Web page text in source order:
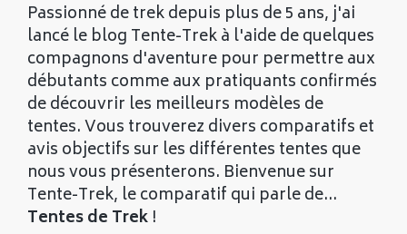
Passionné de trek depuis plus de 5 ans, j'ai
lancé le blog Tente-Trek à l'aide de quelques
compagnons d'aventure pour permettre aux
débutants comme aux pratiquants confirmés
de découvrir les meilleurs modèles de
tentes. Vous trouverez divers comparatifs et
avis objectifs sur les différentes tentes que
nous vous présenterons. Bienvenue sur
Tente-Trek, le comparatif qui parle de...
Tentes de Trek !